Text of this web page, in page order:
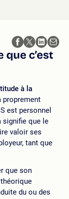
que c’est
à la
proprement
est personnel
signifie que le
valoir ses
tant que
que son
du ou des